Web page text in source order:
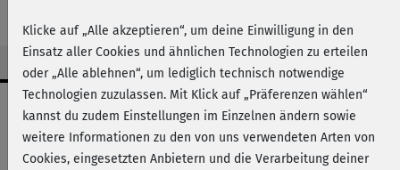
Einfach Yoga mit Steffi - Kurs 8
Workout-Facts
leicht
53 Min
Klicke auf „Alle akzeptieren“, um deine Einwilligung in den
Einsatz aller Cookies und ähnlichen Technologien zu erteilen
oder „Alle ablehnen“, um lediglich technisch notwendige
Technologien zuzulassen. Mit Klick auf „Präferenzen wählen“
kannst du zudem Einstellungen im Einzelnen ändern sowie
weitere Informationen zu den von uns verwendeten Arten von
Cookies, eingesetzten Anbietern und die Verarbeitung deiner